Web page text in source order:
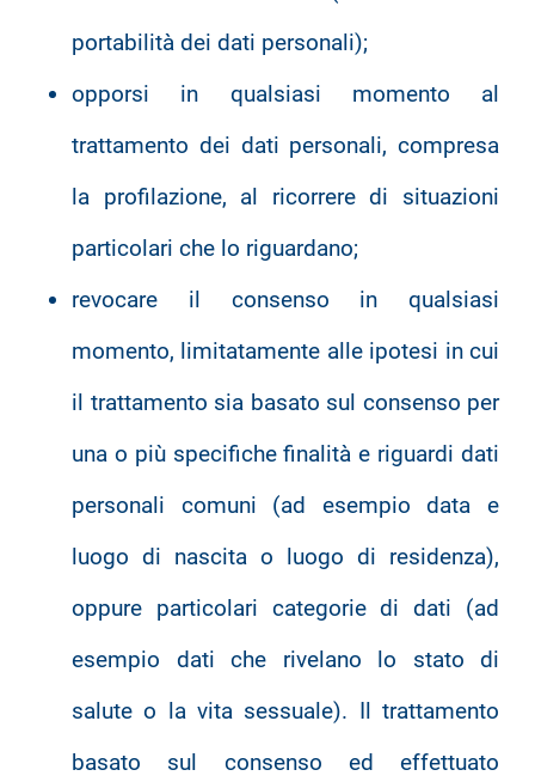
portabilità dei dati personali);
opporsi in qualsiasi momento al
trattamento dei dati personali, compresa
la profilazione, al ricorrere di situazioni
particolari che lo riguardano;
revocare il consenso in qualsiasi
momento, limitatamente alle ipotesi in cui
il trattamento sia basato sul consenso per
una o più specifiche finalità e riguardi dati
personali comuni (ad esempio data e
luogo di nascita o luogo di residenza),
oppure particolari categorie di dati (ad
esempio dati che rivelano lo stato di
salute o la vita sessuale). Il trattamento
basato sul consenso ed effettuato